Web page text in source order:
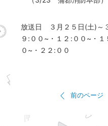
放送日 ３月２５日(土)～
９:００~・１２:００~・
０~・２２:００
前のページ